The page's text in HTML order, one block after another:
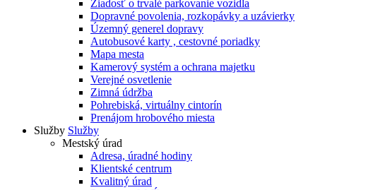
Žiadosť o trvalé parkovanie vozidla
Dopravné povolenia, rozkopávky a uzávierky
Územný generel dopravy
Autobusové karty , cestovné poriadky
Mapa mesta
Kamerový systém a ochrana majetku
Verejné osvetlenie
Zimná údržba
Pohrebiská, virtuálny cintorín
Prenájom hrobového miesta
Služby Služby
Mestský úrad
Adresa, úradné hodiny
Klientské centrum
Kvalitný úrad